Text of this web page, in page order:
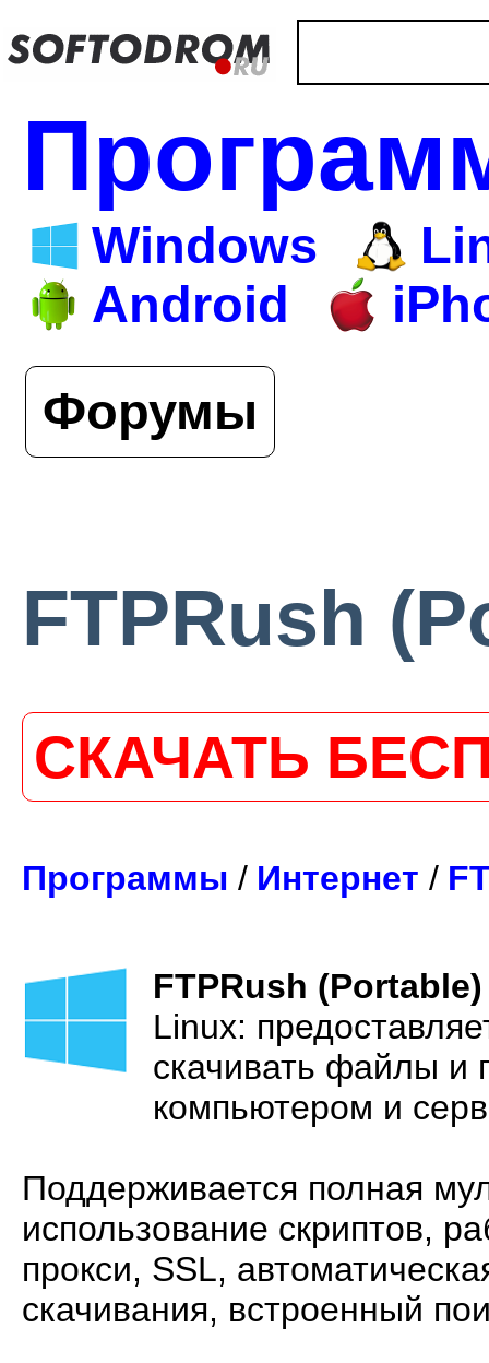
Windows
Android
Форумы
FTPRush
СКАЧАТЬ
Программы / Интернет /
FTPRush (Portable)
Linux:
скачивать файлы и
компьютером и
Поддерживается полная
использование скриптов,
прокси, SSL,
скачивания, встроенный